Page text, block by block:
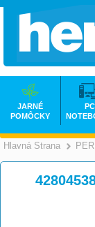
Hlavná Strana
JARNÉ
POMÔCKY